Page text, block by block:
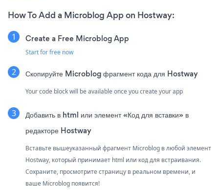
How To Add a Microblog App on Hostway:
Create a Free Microblog App
Start for free now
Скопируйте Microblog фрагмент кода для Hostway
Your code block will be available once you create your app
Добавить в html или элемент «Код для вставки» в
редакторе Hostway
Вставьте вышеуказанный фрагмент Microblog в любой элемент
Hostway, который принимает html или код для встраивания.
Сохраните, просмотрите страницу в реальном времени, и
ваше Microblog появится!